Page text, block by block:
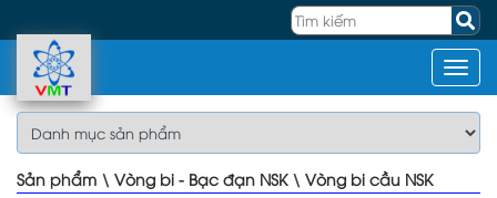
Sản phẩm \ Vòng bi - Bạc đạn NSK\ Vòng bi cầu NSK